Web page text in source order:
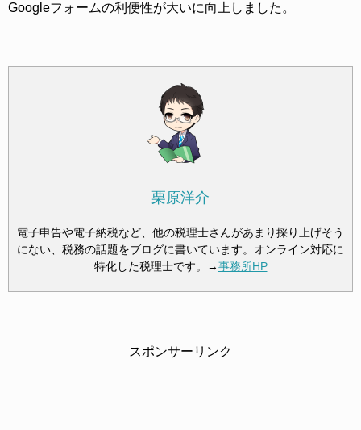
Googleフォームの利便性が大いに向上しました。
栗原洋介
電子申告や電子納税など、他の税理士さんがあまり採り上げそう
にない、税務の話題をブログに書いています。オンライン対応に
特化した税理士です。→事務所HP
スポンサーリンク